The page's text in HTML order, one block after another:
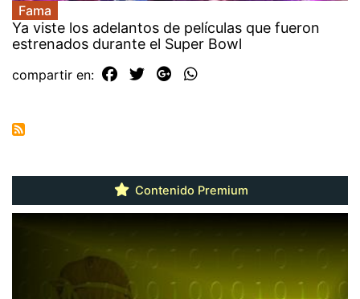
Fama
Ya viste los adelantos de películas que fueron
estrenados durante el Super Bowl
compartir en:
Contenido Premium